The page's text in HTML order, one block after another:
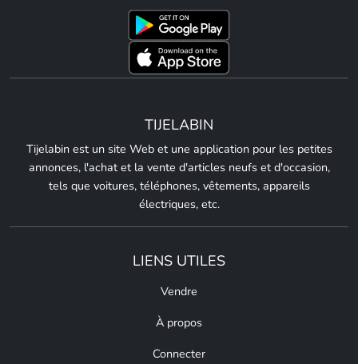
TIJELABIN
Tijelabin est un site Web et une application pour les petites
annonces, l'achat et la vente d'articles neufs et d'occasion,
tels que voitures, téléphones, vêtements, appareils
électriques, etc.
LIENS UTILES
Vendre
À propos
Connecter